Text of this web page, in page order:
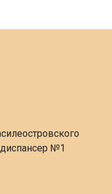
№1